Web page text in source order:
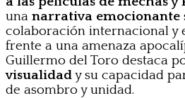
una narrativa emocionante
colaboración internacional y
frente a una amenaza
Guillermo del Toro destaca
visualidady su capacidad
de asombro y unidad.